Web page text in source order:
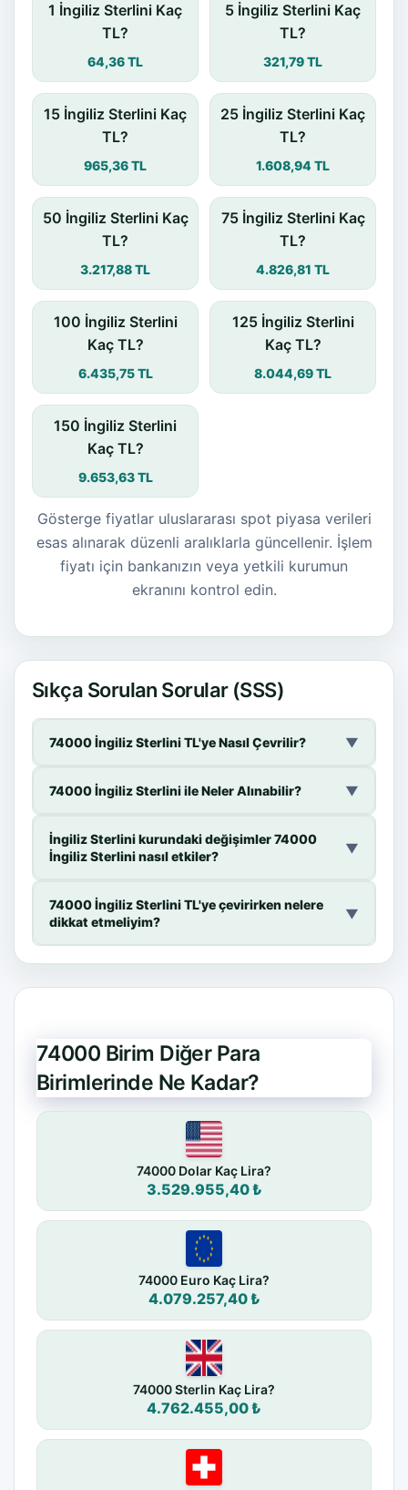
1 İngiliz Sterlini Kaç
TL?
64,36 TL
5 İngiliz Sterlini Kaç
TL?
321,79 TL
15 İngiliz Sterlini Kaç
TL?
965,36 TL
25 İngiliz Sterlini Kaç
TL?
1.608,94 TL
50 İngiliz Sterlini Kaç
TL?
3.217,88 TL
75 İngiliz Sterlini Kaç
TL?
4.826,81 TL
100 İngiliz Sterlini
Kaç TL?
6.435,75 TL
125 İngiliz Sterlini
Kaç TL?
8.044,69 TL
150 İngiliz Sterlini
Kaç TL?
9.653,63 TL
Gösterge fiyatlar uluslararası spot piyasa verileri
esas alınarak düzenli aralıklarla güncellenir. İşlem
fiyatı için bankanızın veya yetkili kurumun
ekranını kontrol edin.
Sıkça Sorulan Sorular (SSS)
74000 İngiliz Sterlini TL'ye Nasıl Çevrilir? ▼
74000 İngiliz Sterlini ile Neler Alınabilir? ▼
İngiliz Sterlini kurundaki değişimler 74000
İngiliz Sterlini nasıl etkiler?
▼
74000 İngiliz Sterlini TL'ye çevirirken nelere
dikkat etmeliyim?
▼
74000 Birim Diğer Para
Birimlerinde Ne Kadar?
74000 Dolar Kaç Lira?
3.529.955,40 ₺
74000 Euro Kaç Lira?
4.079.257,40 ₺
74000 Sterlin Kaç Lira?
4.762.455,00 ₺